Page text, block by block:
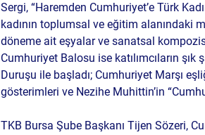
Sergi, “Haremden Cumhuriyet’e Türk
kadının toplumsal ve eğitim alanındaki
döneme ait eşyalar ve sanatsal
Cumhuriyet Balosu ise katılımcıların
Duruşu ile başladı; Cumhuriyet Marşı
gösterimleri ve Nezihe Muhittin’in
TKB Bursa Şube Başkanı Tijen Sözeri,